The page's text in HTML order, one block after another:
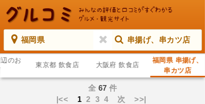
福岡県 串揚げ、串カツ店
のお
東京都 飲食店 大阪府 飲食店
福岡県 串揚げ、
串カツ店
全 67 件
|<< 12 3 4 次 >>|